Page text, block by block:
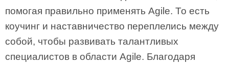
помогая правильно применять Agile. То есть
коучинг и наставничество переплелись между
собой, чтобы развивать талантливых
специалистов в области Agile. Благодаря